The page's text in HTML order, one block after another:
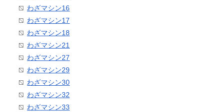
わざマシン16
わざマシン17
わざマシン18
わざマシン21
わざマシン27
わざマシン29
わざマシン30
わざマシン32
わざマシン33